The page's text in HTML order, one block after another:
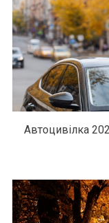
Автоцивілка